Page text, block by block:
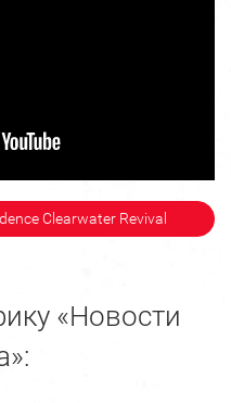
Clearwater Revival
«Новости